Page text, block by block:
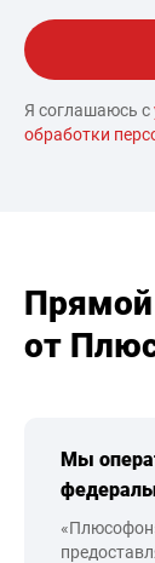
Я соглашаюсь с
обработки
Прямой
от
Мы